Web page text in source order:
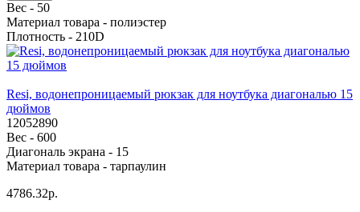
Вес - 50
Материал товара - полиэстер
Плотность - 210D
Resi, водонепроницаемый рюкзак для ноутбука диагональю 15
дюймов
12052890
Вес - 600
Диагональ экрана - 15
Материал товара - тарпаулин
4786.32р.